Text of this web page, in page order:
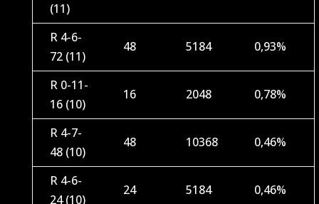
(11)
R 4-6-
72 (11)
48 5184 0,93%
R 0-11-
16 (10)
16 2048 0,78%
R 4-7-
48 (10)
48 10368 0,46%
R 4-6-
24 (10)
24 5184 0,46%